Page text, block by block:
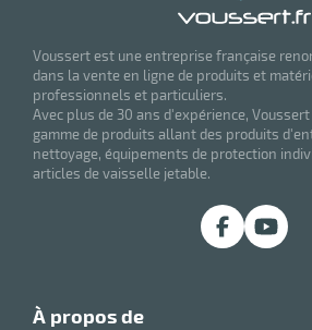
Voussert est une entreprise française
dans la vente en ligne de produits et
professionnels et particuliers.
Avec plus de 30 ans d'expérience,
gamme de produits allant des produits
nettoyage, équipements de protection
articles de vaisselle jetable.
à propos de